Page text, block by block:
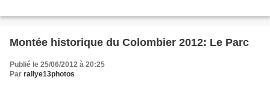
Montée historique du Colombier 2012: Le Parc
Publié le 25/06/2012 à 20:25
Par rallye13photos